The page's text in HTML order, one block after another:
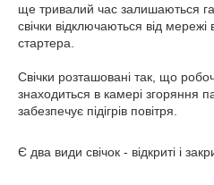
ще тривалий час залишаються
свічки відключаються від мережі
стартера.
Свічки розташовані так, що
знаходиться в камері згоряння
забезпечує підігрів повітря.
Є два види свічок - відкриті і